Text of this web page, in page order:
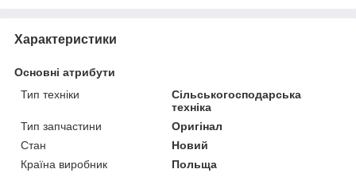
Характеристики
Основні атрибути
Тип техніки
Сільськогосподарська
техніка
Тип запчастини
Оригінал
Стан
Новий
Країна виробник
Польща